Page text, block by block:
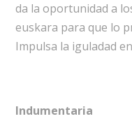
da la oportunidad a
euskara para que lo
Impulsa la iguladad
Indumentaria